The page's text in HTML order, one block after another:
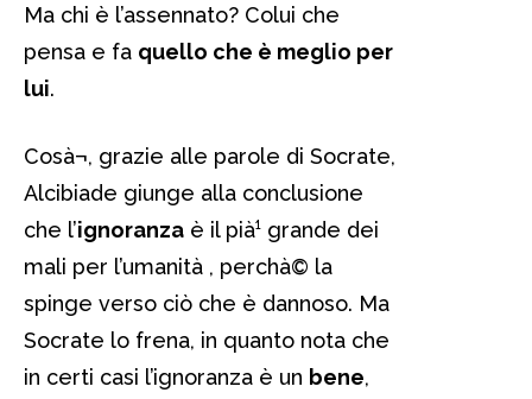
Ma chi è l’assennato? Colui che
pensa e fa quello che è meglio per
lui.
Cosà¬, grazie alle parole di Socrate,
Alcibiade giunge alla conclusione
che l’ignoranza è il pià¹ grande dei
mali per l’umanità , perchà© la
spinge verso ciò che è dannoso. Ma
Socrate lo frena, in quanto nota che
in certi casi l’ignoranza è un bene,